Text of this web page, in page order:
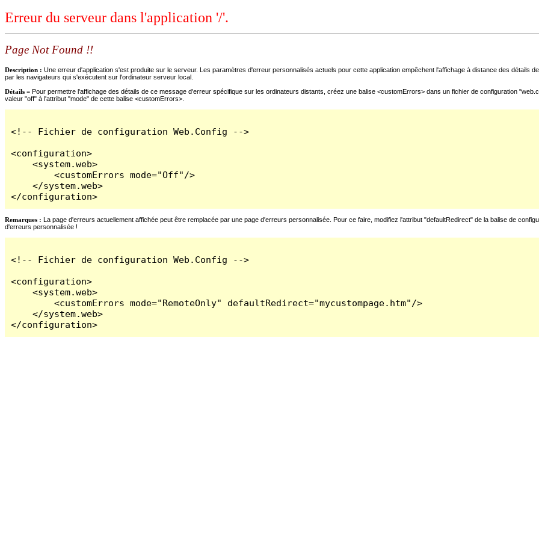
Erreur du serveur dans l'application '/'.
Page Not Found !!
Description : Une erreur d'application s'est produite sur le serveur. Les paramètres d'erreur personnalisés actuels pour cette application empêchent l'affichage à distance des détails
par les navigateurs qui s'exécutent sur l'ordinateur serveur local.
Détails = Pour permettre l'affichage des détails de ce message d'erreur spécifique sur les ordinateurs distants, créez une balise <customErrors> dans un fichier de configuration
valeur "off" à l'attribut "mode" de cette balise <customErrors>.
<!-- Fichier de configuration Web.Config -->
<configuration>
    <system.web>
        <customErrors mode="Off"/>
    </system.web>
</configuration>
Remarques : La page d'erreurs actuellement affichée peut être remplacée par une page d'erreurs personnalisée. Pour ce faire, modifiez l'attribut "defaultRedirect" de la balise de
d'erreurs personnalisée !
<!-- Fichier de configuration Web.Config -->
<configuration>
    <system.web>
        <customErrors mode="RemoteOnly" defaultRedirect="mycustompage.htm"/>
    </system.web>
</configuration>